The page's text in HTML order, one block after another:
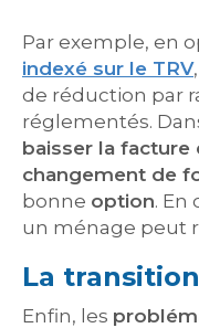
Par exemple, en
indexé sur le TRV
de réduction par
réglementés.
baisser la facture
changement de
bonne option. En
un ménage peut
La
Enfin, les